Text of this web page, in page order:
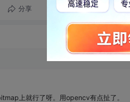
分享 转发到动态 举报
上就行了呀。用opencv有点扯了。